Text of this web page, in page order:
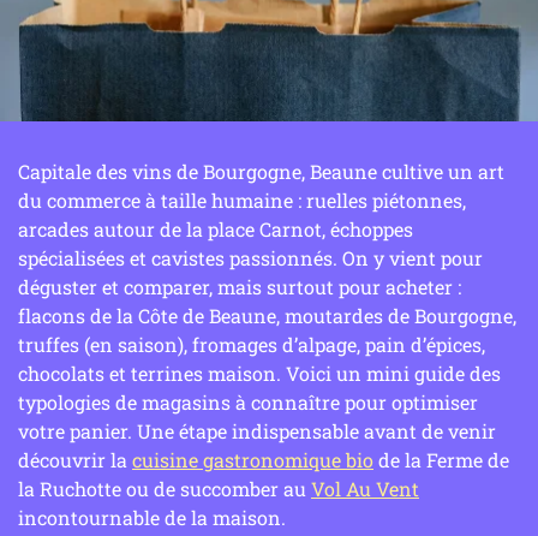
Capitale des vins de Bourgogne, Beaune cultive un art
du commerce à taille humaine : ruelles piétonnes,
arcades autour de la place Carnot, échoppes
spécialisées et cavistes passionnés. On y vient pour
déguster et comparer, mais surtout pour acheter :
flacons de la Côte de Beaune, moutardes de Bourgogne,
truffes (en saison), fromages d’alpage, pain d’épices,
chocolats et terrines maison. Voici un mini guide des
typologies de magasins à connaître pour optimiser
votre panier. Une étape indispensable avant de venir
découvrir la cuisine gastronomique bio de la Ferme de
la Ruchotte ou de succomber au Vol Au Vent
incontournable de la maison.